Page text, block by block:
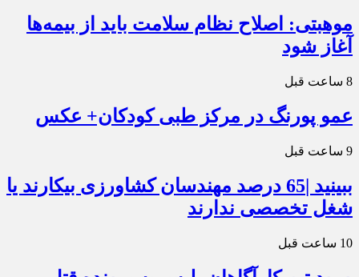
موهبتی: اصلاح نظام سلامت باید از بیمه‌ها
آغاز شود
8 ساعت قبل
عمو پورنگ در مرکز طبی کودکان+ عکس
9 ساعت قبل
ببینید |65 درصد مهندسان کشاورزی بیکارند یا
شغل تخصصی ندارند
10 ساعت قبل